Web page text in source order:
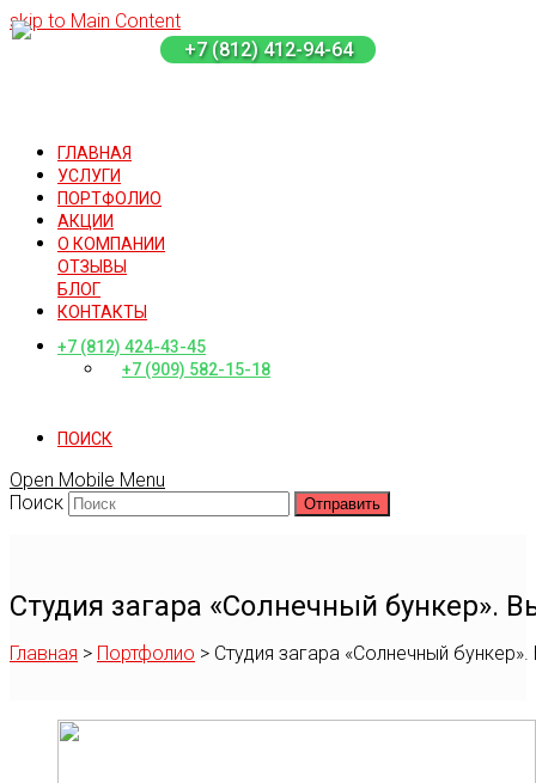
+7 (812) 412-94-64
skip to Main Content
ГЛАВНАЯ
УСЛУГИ
ПОРТФОЛИО
АКЦИИ
О КОМПАНИИ
ОТЗЫВЫ
БЛОГ
КОНТАКТЫ
+7 (812) 424-43-45
+7 (909) 582-15-18
ПОИСК
Open Mobile Menu
Поиск
Отправить
Студия загара «Солнечный бункер».
Главная > Портфолио > Студия загара «Солнечный